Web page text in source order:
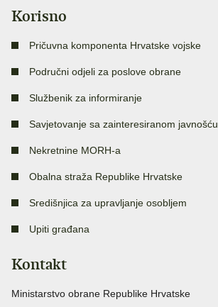
Korisno
Pričuvna komponenta Hrvatske vojske
Područni odjeli za poslove obrane
Službenik za informiranje
Savjetovanje sa zainteresiranom javnošću
Nekretnine MORH-a
Obalna straža Republike Hrvatske
Središnjica za upravljanje osobljem
Upiti građana
Kontakt
Ministarstvo obrane Republike Hrvatske